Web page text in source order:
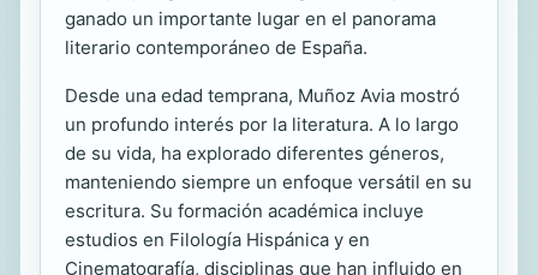
ganado un importante lugar en el panorama
literario contemporáneo de España.
Desde una edad temprana, Muñoz Avia mostró
un profundo interés por la literatura. A lo largo
de su vida, ha explorado diferentes géneros,
manteniendo siempre un enfoque versátil en su
escritura. Su formación académica incluye
estudios en Filología Hispánica y en
Cinematografía, disciplinas que han influido en